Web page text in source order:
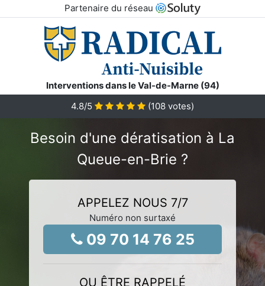
Partenaire du réseau
Interventions dans le Val-de-Marne (94)
4.8/5 (108 votes)
Besoin d'une dératisation à La
Queue-en-Brie ?
APPELEZ NOUS 7/7
Numéro non surtaxé
09 70 14 76 25
OU ÊTRE RAPPELÉ